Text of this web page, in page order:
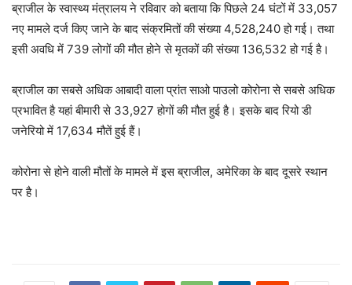
ब्राजील के स्वास्थ्य मंत्रालय ने रविवार को बताया कि पिछले 24 घंटों में 33,057
नए मामले दर्ज किए जाने के बाद संक्रमितों की संख्या 4,528,240 हो गई। तथा
इसी अवधि में 739 लोगों की मौत होने से मृतकों की संख्या 136,532 हो गई है।
ब्राजील का सबसे अधिक आबादी वाला प्रांत साओ पाउलो कोरोना से सबसे अधिक
प्रभावित है यहां बीमारी से 33,927 होगों की मौत हुई है। इसके बाद रियो डी
जनेरियो में 17,634 मौतें हुई हैं।
कोरोना से होने वाली मौतों के मामले में इस ब्राजील, अमेरिका के बाद दूसरे स्थान
पर है।